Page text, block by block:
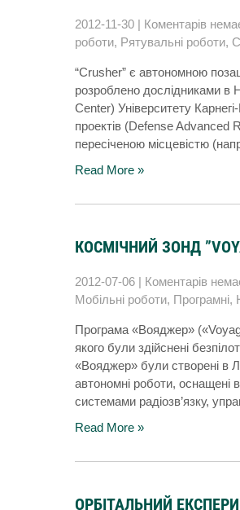
2012-11-30 | Коментарів
роботи, Рятувальні роботи,
“Crusher” є автономною
розроблено дослідниками в
Center) Університету
проектів (Defense
пересіченою місцевістю
Read More »
КОСМІЧНИЙ ЗОНД
2012-07-06 | Коментарів
Мобільні роботи, Програмні,
Програма «Вояджер»
якого були здійснені
«Вояджер» були створені в
автономні роботи, оснащені
системами радіозв’язку,
Read More »
ОРБІТАЛЬНИЙ